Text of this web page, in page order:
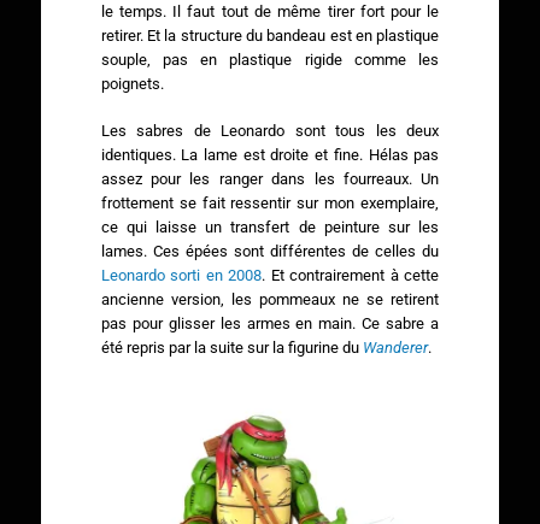
le temps. Il faut tout de même tirer fort pour le
retirer. Et la structure du bandeau est en plastique
souple, pas en plastique rigide comme les
poignets.
Les sabres de Leonardo sont tous les deux
identiques. La lame est droite et fine. Hélas pas
assez pour les ranger dans les fourreaux. Un
frottement se fait ressentir sur mon exemplaire,
ce qui laisse un transfert de peinture sur les
lames. Ces épées sont différentes de celles du
Leonardo sorti en 2008. Et contrairement à cette
ancienne version, les pommeaux ne se retirent
pas pour glisser les armes en main. Ce sabre a
été repris par la suite sur la figurine du Wanderer.